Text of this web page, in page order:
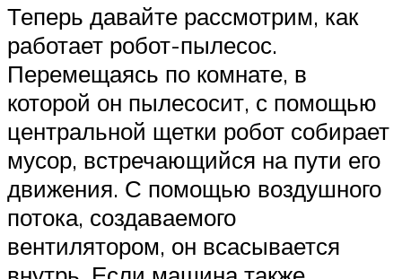
Теперь давайте рассмотрим, как
работает робот-пылесос.
Перемещаясь по комнате, в
которой он пылесосит, с помощью
центральной щетки робот собирает
мусор, встречающийся на пути его
движения. С помощью воздушного
потока, создаваемого
вентилятором, он всасывается